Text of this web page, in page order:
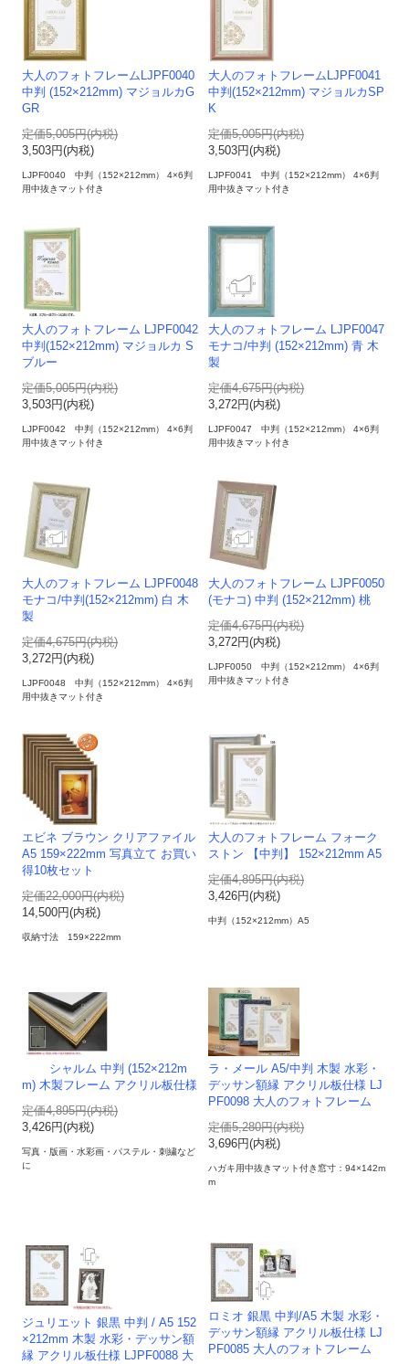
大人のフォトフレームLJPF0040
中判 (152×212mm) マジョルカG
GR
定価5,005円(内税)
3,503円(内税)
LJPF0040 中判（152×212mm） 4×6判
用中抜きマット付き
大人のフォトフレームLJPF0041
中判(152×212mm) マジョルカSP
K
定価5,005円(内税)
3,503円(内税)
LJPF0041 中判（152×212mm） 4×6判
用中抜きマット付き
大人のフォトフレーム LJPF0042
中判(152×212mm) マジョルカ S
ブルー
定価5,005円(内税)
3,503円(内税)
LJPF0042 中判（152×212mm） 4×6判
用中抜きマット付き
大人のフォトフレーム LJPF0047
モナコ/中判 (152×212mm) 青 木
製
定価4,675円(内税)
3,272円(内税)
LJPF0047 中判（152×212mm） 4×6判
用中抜きマット付き
大人のフォトフレーム LJPF0048
モナコ/中判(152×212mm) 白 木
製
定価4,675円(内税)
3,272円(内税)
LJPF0048 中判（152×212mm） 4×6判
用中抜きマット付き
大人のフォトフレーム LJPF0050
(モナコ) 中判 (152×212mm) 桃
定価4,675円(内税)
3,272円(内税)
LJPF0050 中判（152×212mm） 4×6判
用中抜きマット付き
エビネ ブラウン クリアファイル
A5 159×222mm 写真立て お買い
得10枚セット
定価22,000円(内税)
14,500円(内税)
収納寸法 159×222mm
大人のフォトフレーム フォーク
ストン 【中判】 152×212mm A5
定価4,895円(内税)
3,426円(内税)
中判（152×212mm）A5
シャルム 中判 (152×212m
m) 木製フレーム アクリル板仕様
定価4,895円(内税)
3,426円(内税)
写真・版画・水彩画・パステル・刺繍など
に
ラ・メール A5/中判 木製 水彩・
デッサン額縁 アクリル板仕様 LJ
PF0098 大人のフォトフレーム
定価5,280円(内税)
3,696円(内税)
ハガキ用中抜きマット付き窓寸：94×142m
m
ジュリエット 銀黒 中判 / A5 152
×212mm 木製 水彩・デッサン額
縁 アクリル板仕様 LJPF0088 大
ロミオ 銀黒 中判/A5 木製 水彩・
デッサン額縁 アクリル板仕様 LJ
PF0085 大人のフォトフレーム